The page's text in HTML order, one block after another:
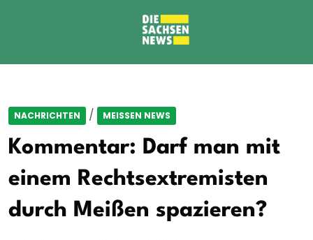
NACHRICHTEN / MEISSEN NEWS
Kommentar: Darf man mit
einem Rechtsextremisten
durch Meißen spazieren?